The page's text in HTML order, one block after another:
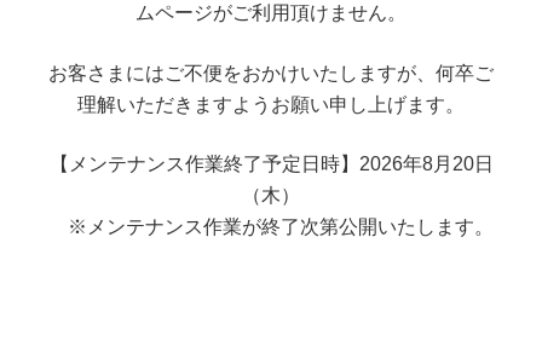
ムページがご利用頂けません。
お客さまにはご不便をおかけいたしますが、何卒ご
理解いただきますようお願い申し上げます。
【メンテナンス作業終了予定日時】2026年8月20日
（木）
※メンテナンス作業が終了次第公開いたします。